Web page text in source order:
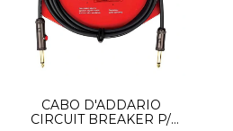
CABO D'ADDARIO
CIRCUIT BREAKER P/